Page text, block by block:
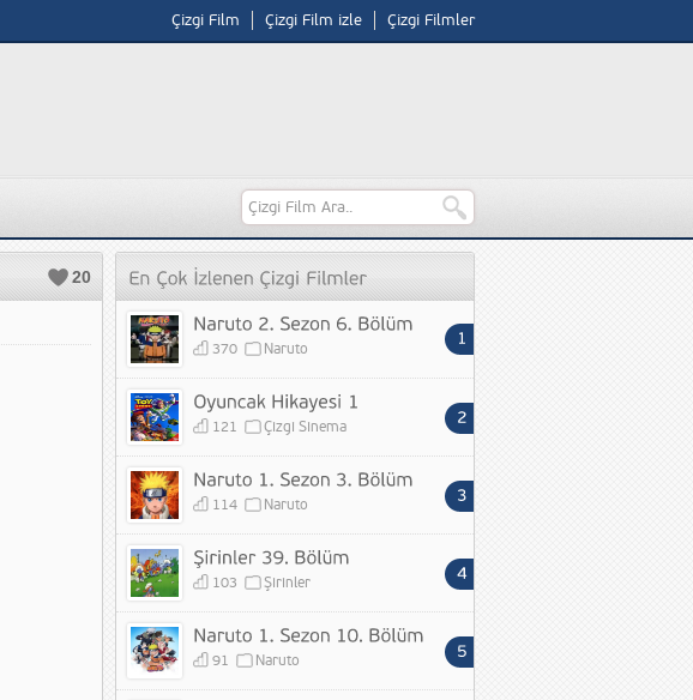
Çizgi Film Çizgi Film izle Çizgi Filmler
20
370 Naruto
121 Çizgi Sinema
114 Naruto
103 Şirinler
91 Naruto